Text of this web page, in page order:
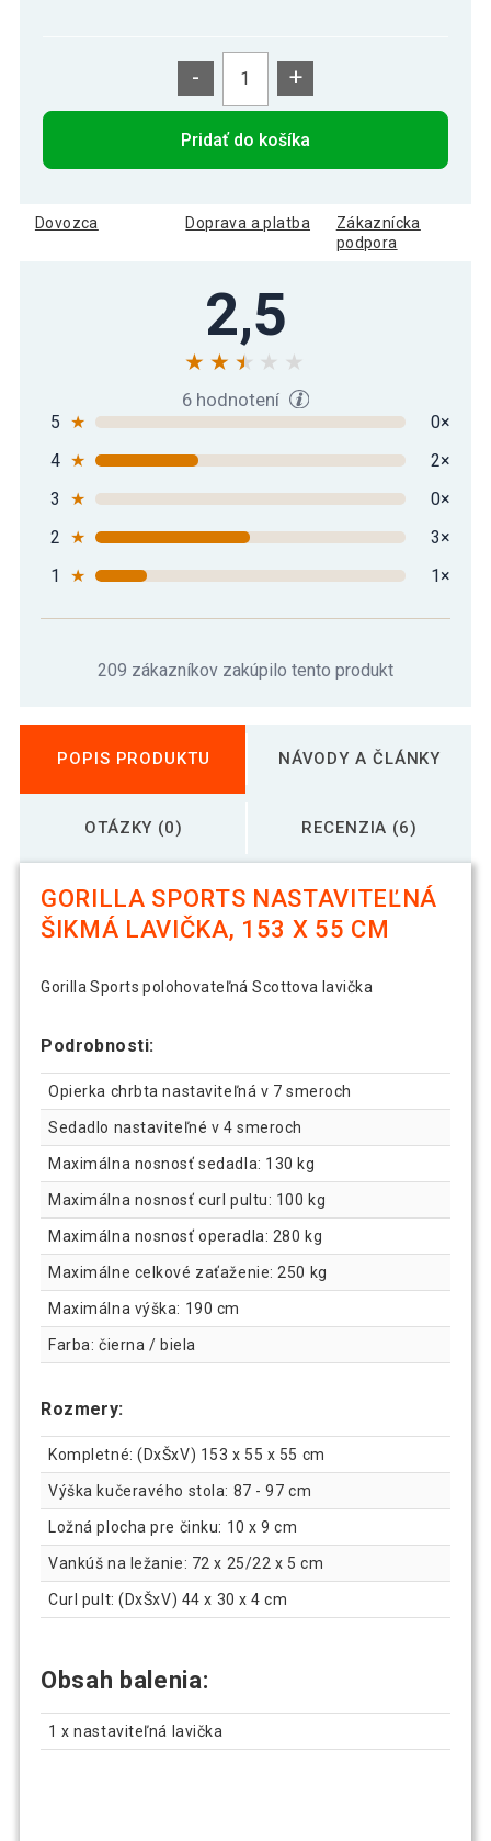
- +
Pridať do košíka
Dovozca Doprava a platba
Zákaznícka
podpora
2,5
6 hodnotení
5 ★
0×
4 ★
2×
3
★
0×
2 ★
3×
1
★ 1×
209 zákazníkov zakúpilo tento produkt
POPIS PRODUKTU NÁVODY A ČLÁNKY
OTÁZKY (0) RECENZIA (6)
GORILLA SPORTS NASTAVITEĽNÁ
ŠIKMÁ LAVIČKA, 153 X 55 CM
Gorilla Sports polohovateľná Scottova lavička
Podrobnosti:
Opierka chrbta nastaviteľná v 7 smeroch
Sedadlo nastaviteľné v 4 smeroch
Maximálna nosnosť sedadla: 130 kg
Maximálna nosnosť curl pultu: 100 kg
Maximálna nosnosť operadla: 280 kg
Maximálne celkové zaťaženie: 250 kg
Maximálna výška: 190 cm
Farba: čierna / biela
Rozmery:
Kompletné: (DxŠxV) 153 x 55 x 55 cm
Výška kučeravého stola: 87 - 97 cm
Ložná plocha pre činku: 10 x 9 cm
Vankúš na ležanie: 72 x 25/22 x 5 cm
Curl pult: (DxŠxV) 44 x 30 x 4 cm
Obsah balenia:
1 x nastaviteľná lavička